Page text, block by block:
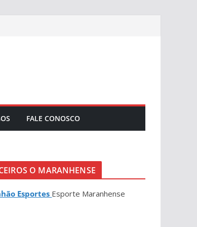
FALE CONOSCO
O MARANHENSE
Esportes Esporte Maranhense